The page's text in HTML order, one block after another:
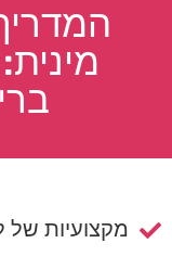
מקצועיות של